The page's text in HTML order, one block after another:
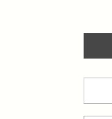
女性誌 『
ライフス
載。